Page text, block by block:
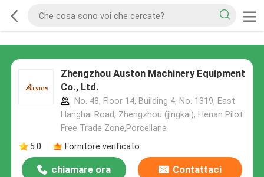
Zhengzhou Auston Machinery Equipment
Co., Ltd.
No. 48, Floor 14, Building 4, No. 1319, East
Hanghai Road, Zhengzhou (jingkai), Henan Pilot
Free Trade Zone,Porcellana
5.0
Fornitore verificato
chiamare ora Contattaci